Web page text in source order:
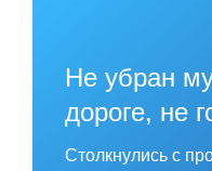
Не убран
дороге, не
Столкнулись с